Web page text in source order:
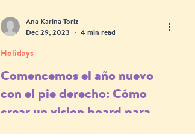
Ana Karina Toriz
Dec 29, 2023
4 min read
Holidays
Comencemos el año nuevo
con el pie derecho: Cómo
crear un vision board para
cumplir todas nuestras metas